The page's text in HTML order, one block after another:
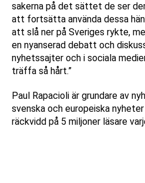
sakerna på det sättet de ser
att fortsätta använda dessa
att slå ner på Sveriges rykte,
en nyanserad debatt och
nyhetssajter och i sociala
träffa så hårt.”
Paul Rapacioli är grundare av
svenska och europeiska
räckvidd på 5 miljoner läsare